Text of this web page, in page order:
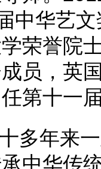
中华艺
荣誉院
员，英
第十一
年来一
中华传